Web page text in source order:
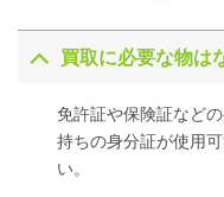
買取に必要な物は
免許証や保険証など
持ちの身分証が使用
い。